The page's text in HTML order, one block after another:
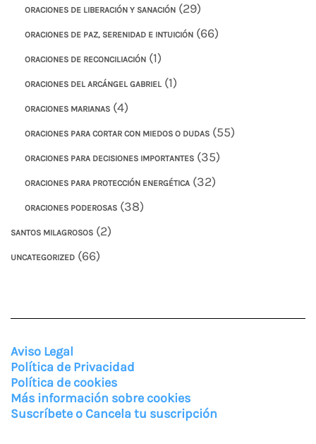
ORACIONES DE LIBERACIÓN Y SANACIÓN (29)
ORACIONES DE PAZ, SERENIDAD E INTUICIÓN (66)
ORACIONES DE RECONCILIACIÓN (1)
ORACIONES DEL ARCÁNGEL GABRIEL (1)
ORACIONES MARIANAS (4)
ORACIONES PARA CORTAR CON MIEDOS O DUDAS (55)
ORACIONES PARA DECISIONES IMPORTANTES (35)
ORACIONES PARA PROTECCIÓN ENERGÉTICA (32)
ORACIONES PODEROSAS (38)
SANTOS MILAGROSOS (2)
UNCATEGORIZED (66)
Aviso Legal
Política de Privacidad
Política de cookies
Más información sobre cookies
Suscríbete o Cancela tu suscripción